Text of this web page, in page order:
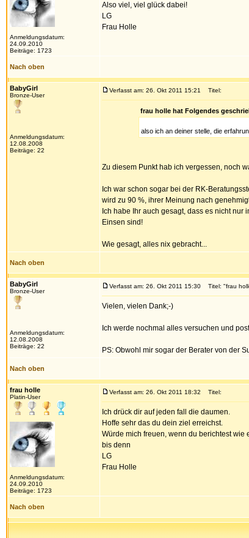
Anmeldungsdatum:
24.09.2010
Beiträge: 1723
Also viel, viel glück dabei!
LG
Frau Holle
Nach oben
BabyGirl
Bronze-User
Anmeldungsdatum:
12.08.2008
Beiträge: 22
Verfasst am: 26. Okt 2011 15:21 Titel:
frau holle hat Folgendes
also ich an deiner stelle, die
Zu diesem Punkt hab ich vergessen, noch
Ich war schon sogar bei der RK-
wird zu 90 %, ihrer Meinung nach
Ich habe Ihr auch gesagt, dass es nicht
Einsen sind!
Wie gesagt, alles nix gebracht...
Nach oben
BabyGirl
Bronze-User
Anmeldungsdatum:
12.08.2008
Beiträge: 22
Verfasst am: 26. Okt 2011 15:30 Titel: "frau
Vielen, vielen Dank;-)
Ich werde nochmal alles versuchen und
PS: Obwohl mir sogar der Berater von der
Nach oben
frau holle
Platin-User
Anmeldungsdatum:
24.09.2010
Beiträge: 1723
Verfasst am: 26. Okt 2011 18:32 Titel:
Ich drück dir auf jeden fall die daumen.
Hoffe sehr das du dein ziel erreichst.
Würde mich freuen, wenn du berichtest wie
bis denn
LG
Frau Holle
Nach oben